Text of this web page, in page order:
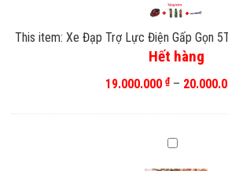
Điện
Gấp
Gọn
5TH
Wheel
1FT
This item: Xe Đạp Trợ Lực Điện Gấp Gọn
Hết hàng
19.000.000 ₫ –
Gói